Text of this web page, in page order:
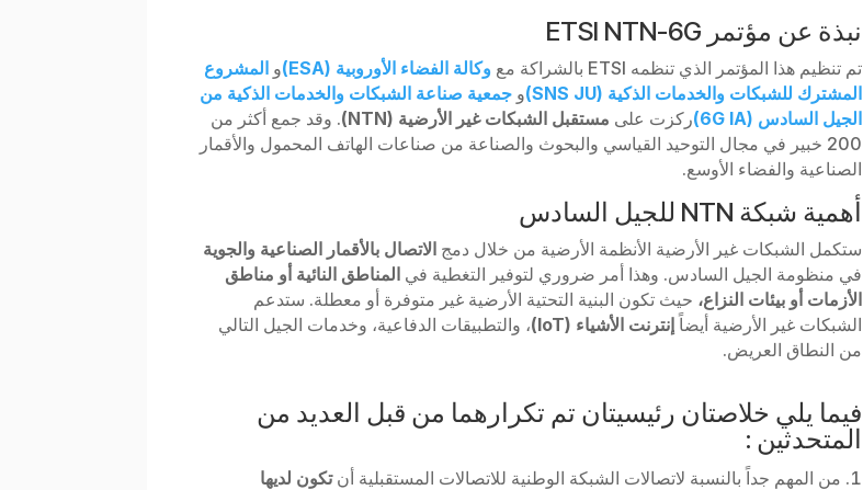
نبذة عن مؤتمر ETSI NTN-6G
تم تنظيم هذا المؤتمر الذي تنظمه ETSI بالشراكة مع وكالة الفضاء الأوروبية (ESA) و المشروع
المشترك للشبكات والخدمات الذكية (SNS JU)
و جمعية صناعة الشبكات والخدمات الذكية من
الجيل السادس (6G IA)
ركزت على مستقبل الشبكات غير الأرضية (NTN)
. وقد جمع أكثر من
200 خبير في مجال التوحيد القياسي والبحوث والصناعة من صناعات الهاتف المحمول والأقمار
الصناعية والفضاء الأوسع.
أهمية شبكة NTN للجيل السادس
ستكمل الشبكات غير الأرضية الأنظمة الأرضية من خلال دمج الاتصال بالأقمار الصناعية والجوية
في منظومة الجيل السادس. وهذا أمر ضروري لتوفير التغطية في المناطق النائية أو مناطق
الأزمات أو بيئات النزاع، حيث تكون البنية التحتية الأرضية غير متوفرة أو معطلة. ستدعم
الشبكات غير الأرضية أيضاً إنترنت الأشياء (IoT)
، والتطبيقات الدفاعية، وخدمات الجيل التالي
من النطاق العريض.
فيما يلي خلاصتان رئيسيتان تم تكرارهما من قبل العديد من
المتحدثين :
من المهم جداً بالنسبة لاتصالات الشبكة الوطنية للاتصالات المستقبلية أنتكون لديها